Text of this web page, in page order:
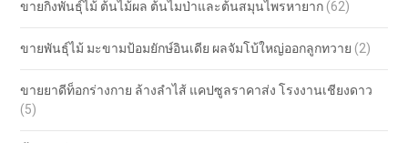
ขายกิ่งพันธุ์ไม้ ต้นไม้ผล ต้นไมป่าและต้นสมุนไพรหายาก (62)
ขายพันธุ์ไม้ มะขามป้อมยักษ์อินเดีย ผลจัมโบ้ใหญ่ออกลูกทวาย (2)
ขายยาดีท็อกร่างกาย ล้างลำไส้ แคปซูลราคาส่ง โรงงานเชียงดาว
(5)